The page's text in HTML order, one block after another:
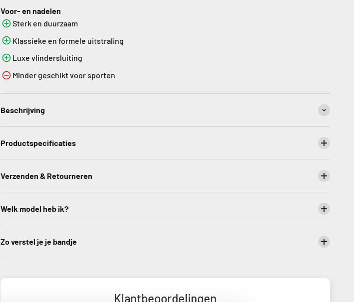
Voor- en nadelen
Sterk en duurzaam
Klassieke en formele uitstraling
Luxe vlindersluiting
Minder geschikt voor sporten
Beschrijving
Productspecificaties
Verzenden & Retourneren
Welk model heb ik?
Zo verstel je je bandje
Klantbeoordelingen